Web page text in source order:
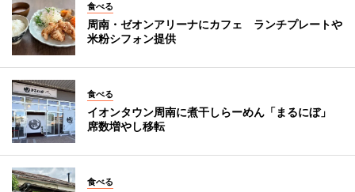
食べる
周南・ゼオンアリーナにカフェ ランチプレートや
米粉シフォン提供
食べる
イオンタウン周南に煮干しらーめん「まるにぼ」
席数増やし移転
食べる